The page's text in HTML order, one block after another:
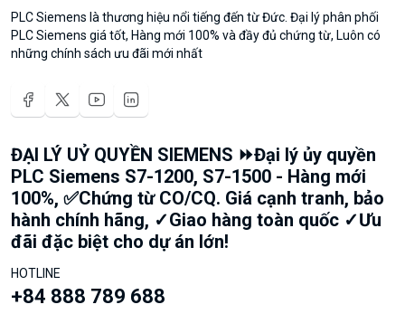
PLC Siemens là thương hiệu nổi tiếng đến từ Đức. Đại lý phân phối
PLC Siemens giá tốt, Hàng mới 100% và đầy đủ chứng từ, Luôn có
những chính sách ưu đãi mới nhất
ĐẠI LÝ UỶ QUYỀN SIEMENS ⏩Đại lý ủy quyền
PLC Siemens S7-1200, S7-1500 - Hàng mới
100%, ✅Chứng từ CO/CQ. Giá cạnh tranh, bảo
hành chính hãng, ✓Giao hàng toàn quốc ✓Ưu
đãi đặc biệt cho dự án lớn!
HOTLINE
+84 888 789 688